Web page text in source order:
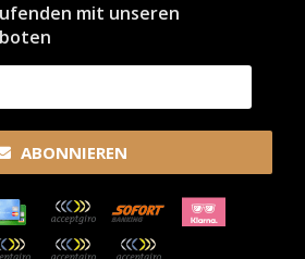
mit unseren
ABONNIEREN